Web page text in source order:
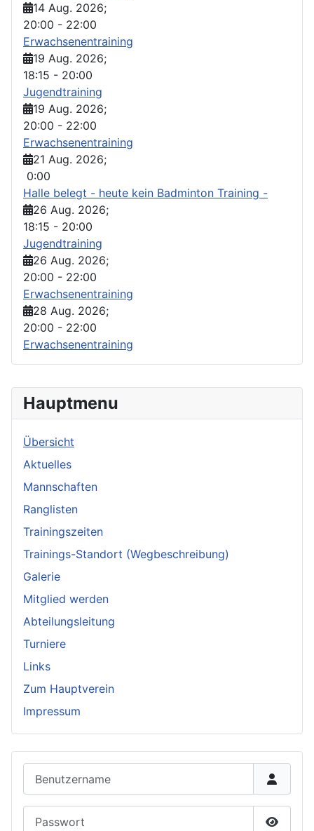
Hauptmenu
Übersicht
Aktuelles
Mannschaften
Ranglisten
Trainingszeiten
Trainings-Standort (Wegbeschreibung)
Galerie
Mitglied werden
Abteilungsleitung
Turniere
Links
Zum Hauptverein
Impressum
14 Aug. 2026;
20:00 - 22:00
Erwachsenentraining
19 Aug. 2026;
18:15 - 20:00
Jugendtraining
19 Aug. 2026;
20:00 - 22:00
Erwachsenentraining
21 Aug. 2026;
0:00
Halle belegt - heute kein Badminton Training -
26 Aug. 2026;
18:15 - 20:00
Jugendtraining
26 Aug. 2026;
20:00 - 22:00
Erwachsenentraining
28 Aug. 2026;
20:00 - 22:00
Erwachsenentraining